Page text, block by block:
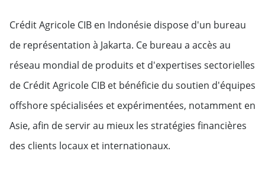
Crédit Agricole CIB en Indonésie dispose d'un bureau
de représentation à Jakarta. Ce bureau a accès au
réseau mondial de produits et d'expertises sectorielles
de Crédit Agricole CIB et bénéficie du soutien d'équipes
offshore spécialisées et expérimentées, notamment en
Asie, afin de servir au mieux les stratégies financières
des clients locaux et internationaux.